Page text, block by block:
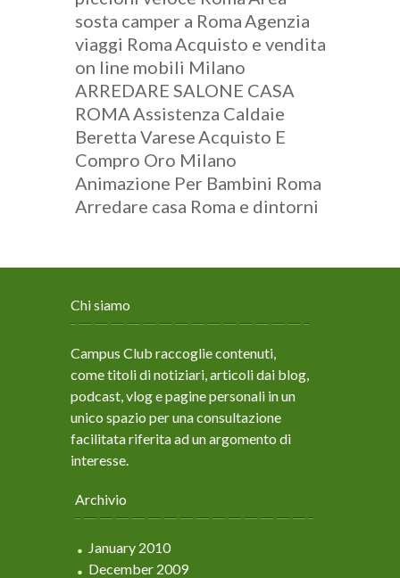
sosta camper a RomaAgenzia
viaggi RomaAcquisto e vendita
on line mobili Milano
ARREDARE SALONE CASA
ROMAAssistenza Caldaie
Beretta VareseAcquisto E
Compro Oro Milano
Animazione Per Bambini Roma
Arredare casa Roma e dintorni
Chi siamo
Campus Club raccoglie contenuti,
come titoli di notiziari, articoli dai blog,
podcast, vlog e pagine personali in un
unico spazio per una consultazione
facilitata riferita ad un argomento di
interesse.
Archivio
January 2010
December 2009